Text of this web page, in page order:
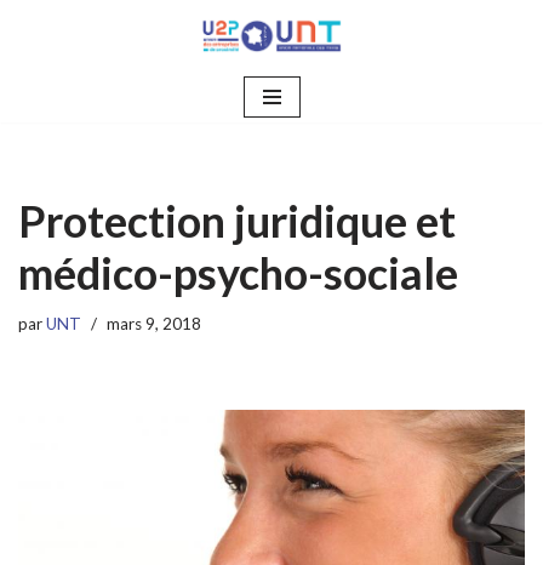
Protection juridique et
médico-psycho-sociale
parUNT mars 9, 2018